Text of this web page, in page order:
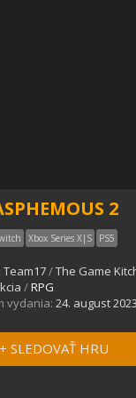
2
Xbox Series X|S PS5
Team17/The Game
/RPG
vydania: 24. august 2023
+ SLEDOVAŤ HRU